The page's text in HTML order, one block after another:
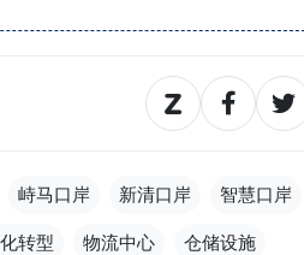
峙马口岸 新清口岸 智慧口岸
转型 物流中心 仓储设施